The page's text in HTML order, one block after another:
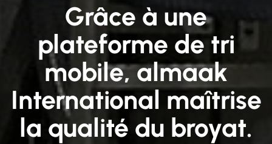
Grâce à une
plateforme de tri
mobile, almaak
International maîtrise
la qualité du broyat.